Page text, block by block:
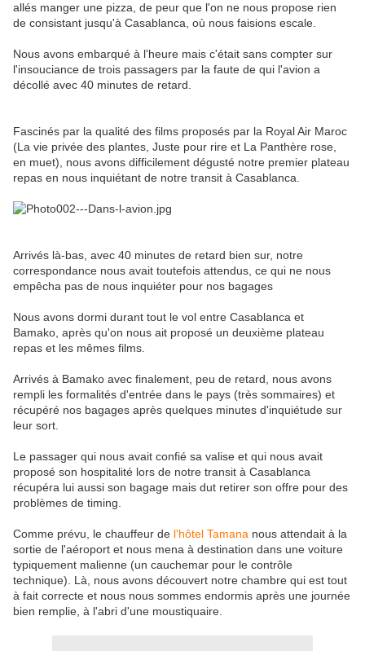
allés manger une pizza, de peur que l'on ne nous propose rien
de consistant jusqu'à Casablanca, où nous faisions escale.
Nous avons embarqué à l'heure mais c'était sans compter sur
l'insouciance de trois passagers par la faute de qui l'avion a
décollé avec 40 minutes de retard.
Fascinés par la qualité des films proposés par la Royal Air Maroc
(La vie privée des plantes, Juste pour rire et La Panthère rose,
en muet), nous avons difficilement dégusté notre premier plateau
repas en nous inquiétant de notre transit à Casablanca.
Arrivés là-bas, avec 40 minutes de retard bien sur, notre
correspondance nous avait toutefois attendus, ce qui ne nous
empêcha pas de nous inquiéter pour nos bagages
Nous avons dormi durant tout le vol entre Casablanca et
Bamako, après qu'on nous ait proposé un deuxième plateau
repas et les mêmes films.
Arrivés à Bamako avec finalement, peu de retard, nous avons
rempli les formalités d'entrée dans le pays (très sommaires) et
récupéré nos bagages après quelques minutes d'inquiétude sur
leur sort.
Le passager qui nous avait confié sa valise et qui nous avait
proposé son hospitalité lors de notre transit à Casablanca
récupéra lui aussi son bagage mais dut retirer son offre pour des
problèmes de timing.
Comme prévu, le chauffeur de l'hôtel Tamana nous attendait à la
sortie de l'aéroport et nous mena à destination dans une voiture
typiquement malienne (un cauchemar pour le contrôle
technique). Là, nous avons découvert notre chambre qui est tout
à fait correcte et nous nous sommes endormis après une journée
bien remplie, à l'abri d'une moustiquaire.